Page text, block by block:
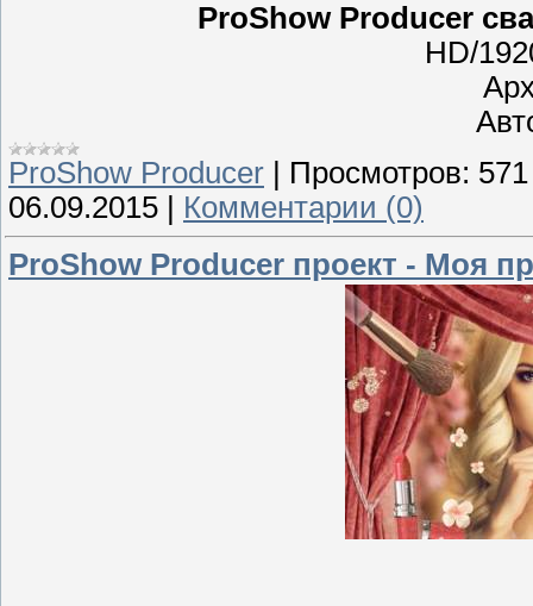
ProShow Producer
HD/
ProShow Producer
Просмотров: 571
06.09.2015
Комментарии (0)
ProShow Producer проект - Моя